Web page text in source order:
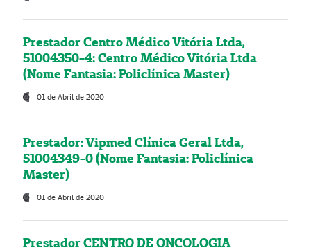
Prestador Centro Médico Vitória Ltda,
51004350-4: Centro Médico Vitória Ltda
(Nome Fantasia: Policlínica Master)
01 de Abril de 2020
Prestador: Vipmed Clínica Geral Ltda,
51004349-0 (Nome Fantasia: Policlínica
Master)
01 de Abril de 2020
Prestador CENTRO DE ONCOLOGIA